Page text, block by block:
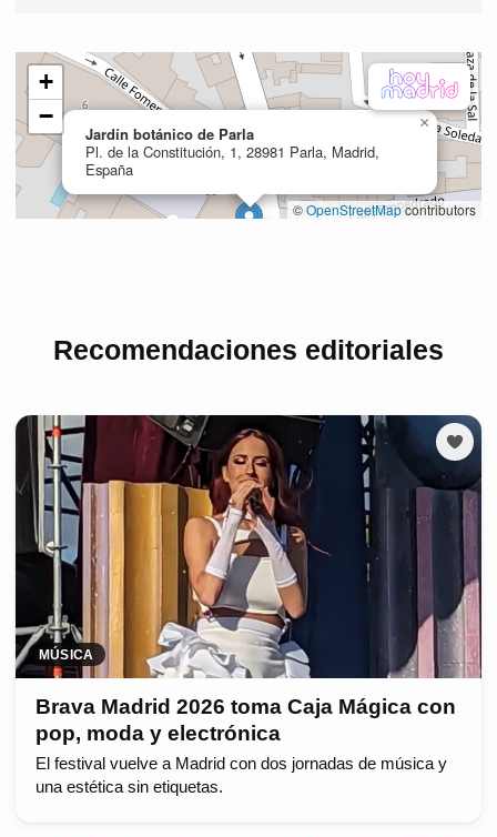
Recomendaciones editoriales
MÚSICA
Brava Madrid 2026 toma Caja Mágica con
pop, moda y electrónica
El festival vuelve a Madrid con dos jornadas de música y
una estética sin etiquetas.